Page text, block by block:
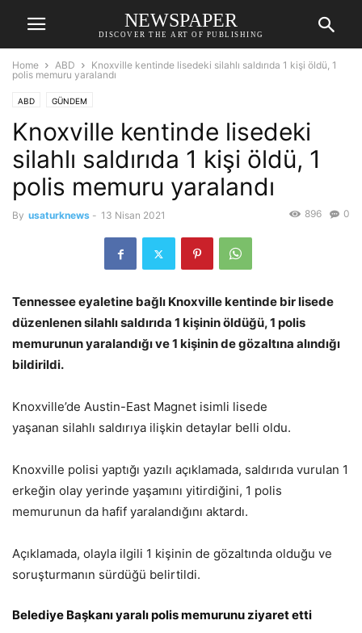
NEWSPAPER
DISCOVER THE ART OF PUBLISHING
Home ABD
Knoxville kentinde lisedeki silahlı saldırıda 1 kişi öldü, 1
polis memuru yaralandı
ABD GÜNDEM
Knoxville kentinde lisedeki
silahlı saldırıda 1 kişi öldü, 1
polis memuru yaralandı
By usaturknews - 13 Nisan 2021 0
896
Tennessee eyaletine bağlı Knoxville kentinde bir lisede
düzenlenen silahlı saldırıda 1 kişinin öldüğü, 1 polis
memurunun yaralandığı ve 1 kişinin de gözaltına alındığı
bildirildi.
Knoxville’de Austin-East Magnet isimli lisede
yaşanan silahlı saldırıya ilişkin detaylar belli oldu.
Knoxville polisi yaptığı yazılı açıklamada, saldırıda vurulan 1
erkeğin olay yerinde yaşamını yitirdiğini, 1 polis
memurunun da hafif yaralandığını aktardı.
Açıklamada, olayla ilgili 1 kişinin de gözaltında olduğu ve
soruşturmanın sürdüğü belirtildi.
Belediye Başkanı yaralı polis memurunu ziyaret etti